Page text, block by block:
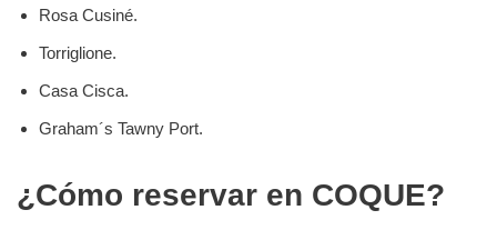
Rosa Cusiné.
Torriglione.
Casa Cisca.
Graham´s Tawny Port.
¿Cómo reservar en COQUE?